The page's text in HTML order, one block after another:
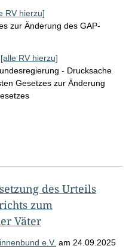
RV hierzu]
zur Änderung des GAP-
[alle RV hierzu]
- Drucksache
Gesetzes zur Änderung
des Urteils
zum
Väter
e.V. am 24.09.2025